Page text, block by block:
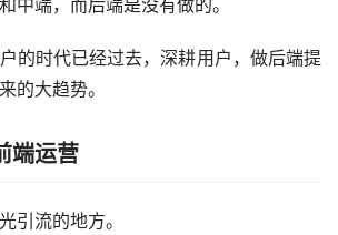
的时代已经过去，深耕用户，做后端提
的大趋势。
端运营
引流的地方。